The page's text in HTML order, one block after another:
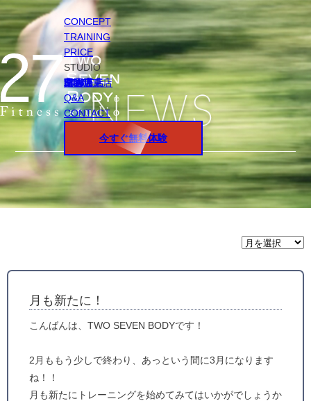
CONCEPT
TRAINING
PRICE
STUDIO
円山店
白石店
桑園店
北18条店
宮の沢店
環状通東店
STAFF
Q&A
CONTACT
今すぐ無料体験
月
間
ー
月も新たに！
こんばんは、TWO SEVEN BODYです！
2月ももう少しで終わり、あっという間に3月になります
ね！！
月も新たにトレーニングを始めてみてはいかがでしょうか